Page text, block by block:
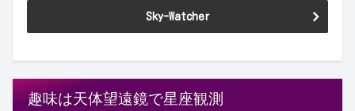
Sky-Watcher
趣味は天体望遠鏡で星座観測